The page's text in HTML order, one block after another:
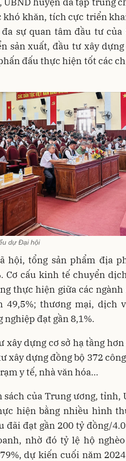
khăn, tích cực triển
sự quan tâm đầu tư của
sản xuất, đầu tư xây dựng
đấu thực hiện tốt các
dự Đại hội
hội, tổng sản phẩm địa
Cơ cấu kinh tế chuyển
thực hiện giữa các ngành
49,5%; thương mại, dịch
nghiệp đạt gần 8,1%.
xây dựng cơ sở hạ tầng hơn
xây dựng đồng bộ 372
y tế, nhà văn hóa...
của Trung ương, tỉnh,
hiện bằng nhiều hình
đãi đạt gần 200 tỷ đồng/
nhờ đó tỷ lệ hộ
dự kiến cuối năm